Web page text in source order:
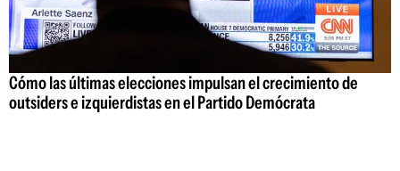
Cómo las últimas elecciones impulsan el crecimiento de
outsiders e izquierdistas en el Partido Demócrata